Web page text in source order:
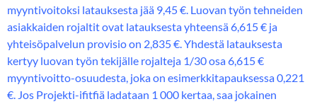
myyntivoitoksi latauksesta jää 9,45 €. Luovan työn tehneiden
asiakkaiden rojaltit ovat latauksesta yhteensä 6,615 € ja
yhteisöpalvelun provisio on 2,835 €. Yhdestä latauksesta
kertyy luovan työn tekijälle rojalteja 1/30 osa 6,615 €
myyntivoitto-osuudesta, joka on esimerkkitapauksessa 0,221
€. Jos Projekti-ifitfiä ladataan 1 000 kertaa, saa jokainen